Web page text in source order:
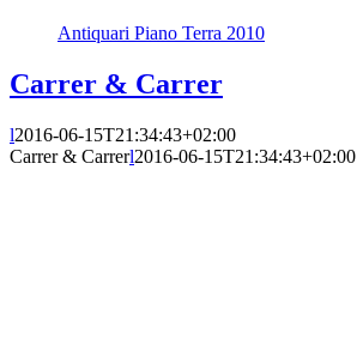
Antiquari Piano Terra 2010
Carrer & Carrer
l2016-06-15T21:34:43+02:00
Carrer & Carrerl2016-06-15T21:34:43+02:00